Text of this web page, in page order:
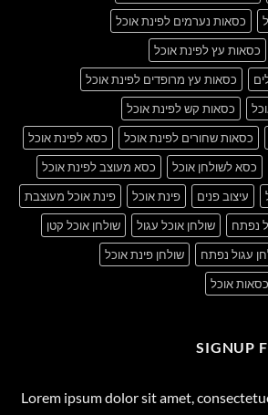
כסאות נערמים לפינת אוכל
כסאות עץ לפינת אוכל
כסאות עץ מרופדים לפינת אוכל
כסאות קש לפינת אוכל
כסאות שחורים לפינת אוכל
כסא לפינת אוכל
כסא לשולחן אוכל
כסא מעוצב לפינת אוכל
עיצוב פנים פינת אוכל
פינת אוכל מעוצבת
נפתח שולחן אוכל עגול
שולחן אוכל קטן
עגול נפתח
שולחן פינת אוכל
אוכל
SIGNUP
Lorem ipsum dolor sit amet,